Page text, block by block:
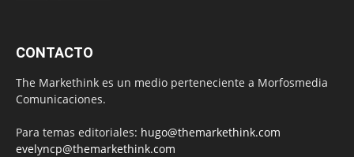
CONTACTO
The Markethink es un medio perteneciente a Morfosmedia
Comunicaciones.
Para temas editoriales: hugo@themarkethink.com
evelyncp@themarkethink.com